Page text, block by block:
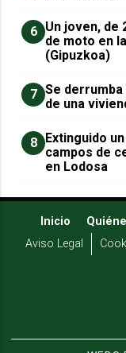
6 Un joven, de
de moto en
(Gipuzkoa)
7 Se
de una
8 Extinguido
campos de
en Lodosa
Inicio
Aviso Legal